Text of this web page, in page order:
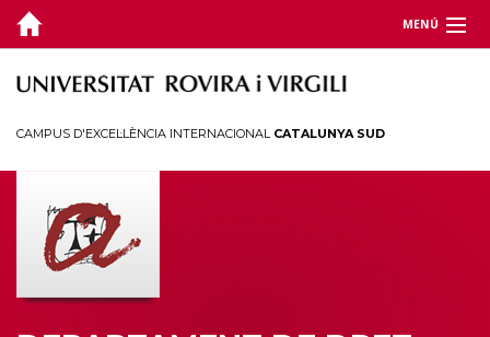
MENÚ
DEPARTAMENT
RECERCA
JORNADES I CONGRESSOS
TERRITORI
CAMPUS D'EXCEL·LÈNCIA INTERNACIONAL CATALUNYA SUD